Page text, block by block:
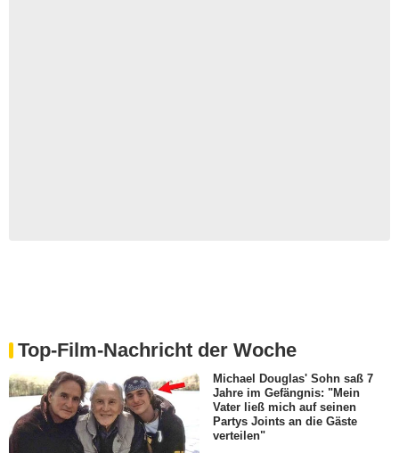
Top-Film-Nachricht der Woche
Michael Douglas' Sohn saß 7
Jahre im Gefängnis: "Mein
Vater ließ mich auf seinen
Partys Joints an die Gäste
verteilen"